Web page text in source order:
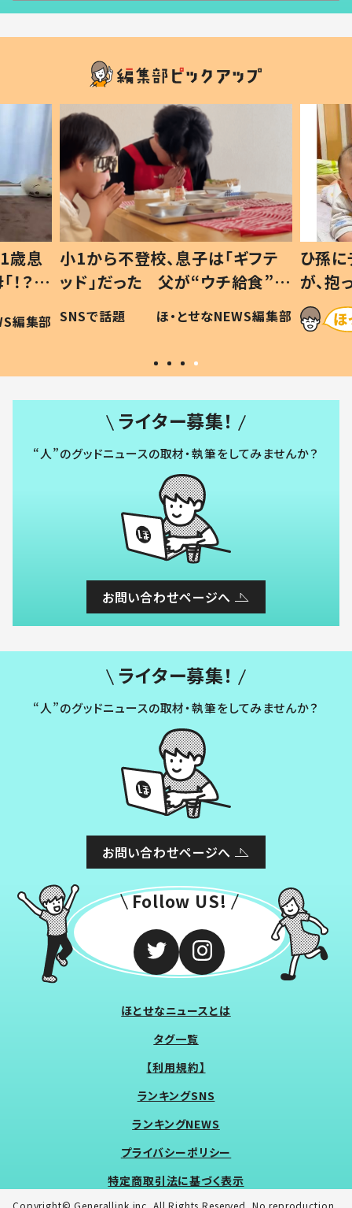
歳息
？」
編集部
小1から不登校、息子は「ギフテ
ッド」だった 父が“ウチ給食”を
作り続ける理由とは #令和の親
#令和の子
SNSで話題 ほ・とせなNEWS編集部
ひ孫
が、
「涙が
い」
ライター募集！
“人”のグッドニュースの取材・執筆をしてみませんか？
お問い合わせページへ
ライター募集！
“人”のグッドニュースの取材・執筆をしてみませんか？
お問い合わせページへ
Follow US!
ほとせなニュースとは
タグ一覧
【利用規約】
ランキングSNS
ランキングNEWS
プライバシーポリシー
特定商取引法に基づく表示
Copyright© Generallink inc. All Rights Reserved. No reproduction